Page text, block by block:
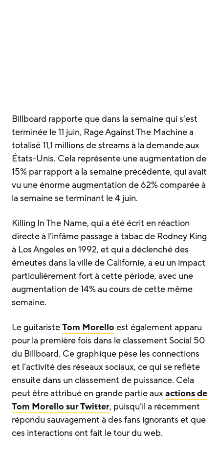
Billboard rapporte que dans la semaine qui s’est
terminée le 11 juin, Rage Against The Machine a
totalisé 11,1 millions de streams à la demande aux
États-Unis. Cela représente une augmentation de
15% par rapport à la semaine précédente, qui avait
vu une énorme augmentation de 62% comparée à
la semaine se terminant le 4 juin.
Killing In The Name, qui a été écrit en réaction
directe à l’infâme passage à tabac de Rodney King
à Los Angeles en 1992, et qui a déclenché des
émeutes dans la ville de Californie, a eu un impact
particulièrement fort à cette période, avec une
augmentation de 14% au cours de cette même
semaine.
Le guitaristeTom Morello est également apparu
pour la première fois dans le classement Social 50
du Billboard. Ce graphique pèse les connections
et l’activité des réseaux sociaux, ce qui se reflète
ensuite dans un classement de puissance. Cela
peut être attribué en grande partie auxactions de
Tom Morello sur Twitter, puisqu’il a récemment
répondu sauvagement à des fans ignorants et que
ces interactions ont fait le tour du web.